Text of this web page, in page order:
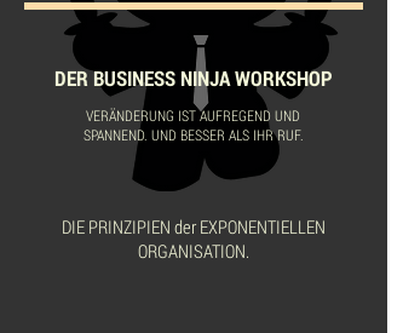
DER BUSINESS NINJA WORKSHOP
VERÄNDERUNG IST AUFREGEND UND
SPANNEND. UND BESSER ALS IHR RUF.
DIE PRINZIPIEN der EXPONENTIELLEN
ORGANISATION.